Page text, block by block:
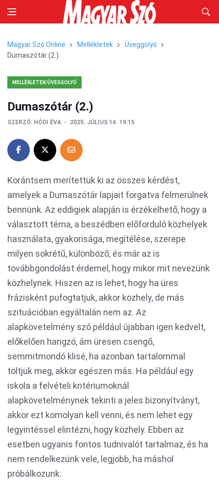
Magyar Szó Online Mellékletek
Üveggolyó
Dumaszótár (2.)
MELLÉKLETEK/ÜVEGGOLYÓ
Dumaszótár (2.)
SZERZŐ: HÓDI ÉVA 2025. JÚLIUS 14. 19:15
Korántsem merítettük ki az összes kérdést,
amelyek a Dumaszótár lapjait forgatva felmerülnek
bennünk. Az eddigiek alapján is érzékelhető, hogy a
választott téma, a beszédben előforduló közhelyek
használata, gyakorisága, megítélése, szerepe
milyen sokrétű, különböző, és már az is
továbbgondolást érdemel, hogy mikor mit nevezünk
közhelynek. Hiszen az is lehet, hogy ha üres
frázisként pufogtatjuk, akkor közhely, de más
szituációban egyáltalán nem az. Az
alapkövetelmény szó például újabban igen kedvelt,
előkelően hangzó, ám üresen csengő,
semmitmondó klisé, ha azonban tartalommal
töltjük meg, akkor egészen más. Ha például egy
iskola a felvételi kritériumoknál
alapkövetelménynek tekinti a jeles bizonyítványt,
akkor ezt komolyan kell venni, és nem lehet egy
legyintéssel elintézni, hogy közhely. Ebben az
esetben ugyanis fontos tudnivalót tartalmaz, és ha
nem rendelkezünk vele, legjobb, ha máshol
próbálkozunk.